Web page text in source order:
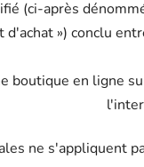
(ci-après
d'achat ») conclu
boutique en ligne
ne s'appliquent